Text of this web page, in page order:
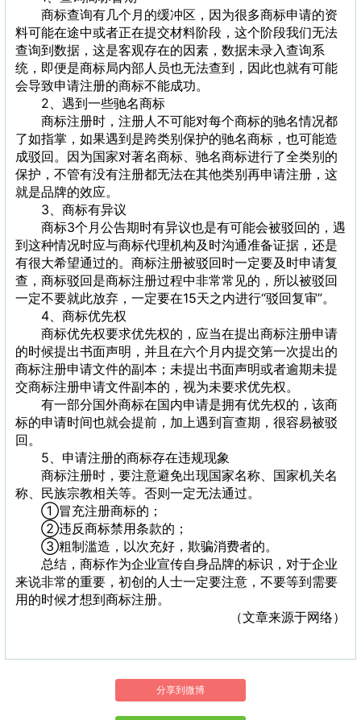
商标查询有几个月的缓冲区，因为很多商标申请的资
料可能在途中或者正在提交材料阶段，这个阶段我们无法
查询到数据，这是客观存在的因素，数据未录入查询系
统，即便是商标局内部人员也无法查到，因此也就有可能
会导致申请注册的商标不能成功。
2、遇到一些驰名商标
商标注册时，注册人不可能对每个商标的驰名情况都
了如指掌，如果遇到是跨类别保护的驰名商标，也可能造
成驳回。因为国家对著名商标、驰名商标进行了全类别的
保护，不管有没有注册都无法在其他类别再申请注册，这
就是品牌的效应。
3、商标有异议
商标3个月公告期时有异议也是有可能会被驳回的，遇
到这种情况时应与商标代理机构及时沟通准备证据，还是
有很大希望通过的。商标注册被驳回时一定要及时申请复
查，商标驳回是商标注册过程中非常常见的，所以被驳回
一定不要就此放弃，一定要在15天之内进行“驳回复审”。
4、商标优先权
商标优先权要求优先权的，应当在提出商标注册申请
的时候提出书面声明，并且在六个月内提交第一次提出的
商标注册申请文件的副本；未提出书面声明或者逾期未提
交商标注册申请文件副本的，视为未要求优先权。
有一部分国外商标在国内申请是拥有优先权的，该商
标的申请时间也就会提前，加上遇到盲查期，很容易被驳
回。
5、申请注册的商标存在违规现象
商标注册时，要注意避免出现国家名称、国家机关名
称、民族宗教相关等。否则一定无法通过。
①冒充注册商标的；
②违反商标禁用条款的；
③粗制滥造，以次充好，欺骗消费者的。
总结，商标作为企业宣传自身品牌的标识，对于企业
来说非常的重要，初创的人士一定要注意，不要等到需要
用的时候才想到商标注册。
（文章来源于网络）
分享到微博